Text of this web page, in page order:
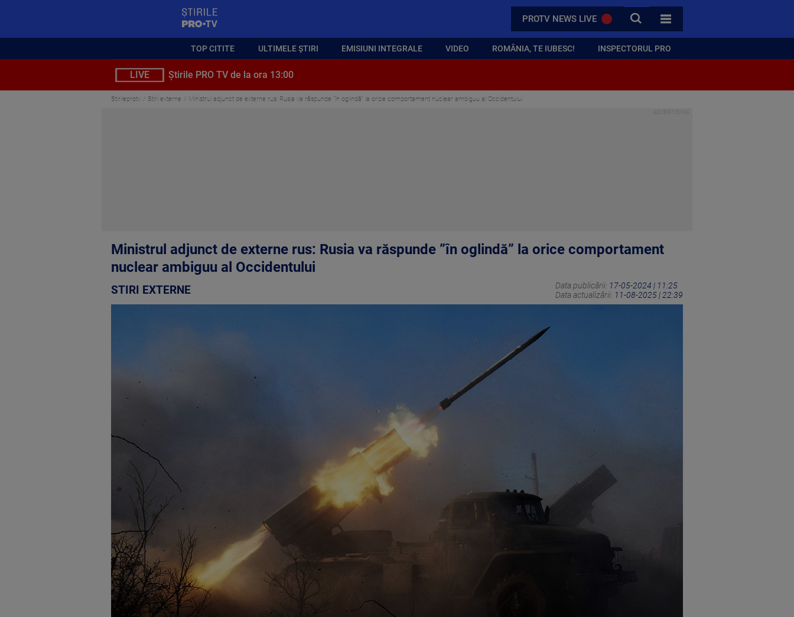
PROTV NEWS LIVE CAUTA
TOATE CATEGORIILE
TOP CITITE ULTIMELE ȘTIRI EMISIUNI INTEGRALE VIDEO ROMÂNIA, TE IUBESC! INSPECTORUL PRO
LIVE Știrile PRO TV de la ora 13:00
Stirileprotv Stiri externe Ministrul adjunct de externe rus: Rusia va răspunde ”în oglindă” la orice comportament nuclear ambiguu al Occidentului
Ministrul adjunct de externe rus: Rusia va răspunde ”în oglindă” la orice comportament
nuclear ambiguu al Occidentului
STIRI EXTERNE Data publicării: 17-05-2024 | 11:25
Data actualizării: 11-08-2025 | 22:39